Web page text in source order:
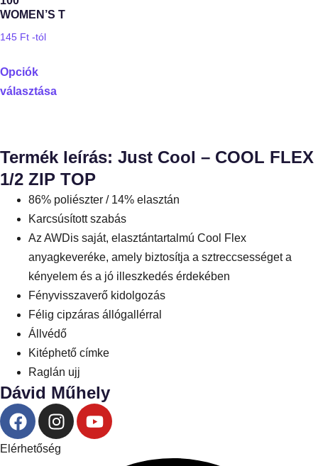
WOMEN’S T
145 Ft -tól
Opciók
választása
Termék leírás: Just Cool – COOL FLEX
1/2 ZIP TOP
86% poliészter / 14% elasztán
Karcsúsított szabás
Az AWDis saját, elasztántartalmú Cool Flex
anyagkeveréke, amely biztosítja a sztreccsességet a
kényelem és a jó illeszkedés érdekében
Fényvisszaverő kidolgozás
Félig cipzáras állógallérral
Állvédő
Kitéphető címke
Raglán ujj
Dávid Műhely
Elérhetőség